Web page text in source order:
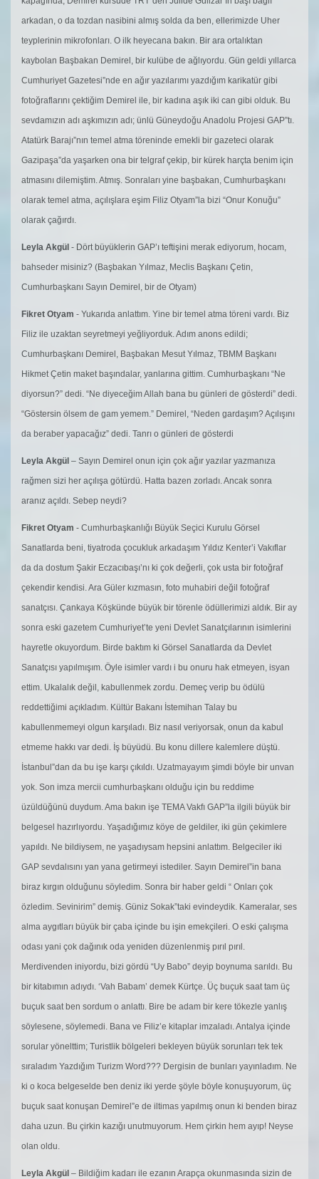
arkadan, o da tozdan nasibini almış solda da ben, ellerimizde Uher
teyplerinin mikrofonları. O ilk heyecana bakın. Bir ara ortalıktan
kaybolan Başbakan Demirel, bir kulübe de ağlıyordu. Gün geldi yıllarca
Cumhuriyet Gazetesi”nde en ağır yazılarımı yazdığım karikatür gibi
fotoğraflarını çektiğim Demirel ile, bir kadına aşık iki can gibi olduk. Bu
sevdamızın adı aşkımızın adı; ünlü Güneydoğu Anadolu Projesi GAP”tı.
Atatürk Barajı”nın temel atma töreninde emekli bir gazeteci olarak
Gazipaşa”da yaşarken ona bir telgraf çekip, bir kürek harçta benim için
atmasını dilemiştim. Atmış. Sonraları yine başbakan, Cumhurbaşkanı
olarak temel atma, açılışlara eşim Filiz Otyam”la bizi “Onur Konuğu”
olarak çağırdı.
Leyla Akgül - Dört büyüklerin GAP’ı teftişini merak ediyorum, hocam,
bahseder misiniz? (Başbakan Yılmaz, Meclis Başkanı Çetin,
Cumhurbaşkanı Sayın Demirel, bir de Otyam)
Fikret Otyam - Yukarıda anlattım. Yine bir temel atma töreni vardı. Biz
Filiz ile uzaktan seyretmeyi yeğliyorduk. Adım anons edildi;
Cumhurbaşkanı Demirel, Başbakan Mesut Yılmaz, TBMM Başkanı
Hikmet Çetin maket başındalar, yanlarına gittim. Cumhurbaşkanı “Ne
diyorsun?” dedi. “Ne diyeceğim Allah bana bu günleri de gösterdi” dedi.
“Göstersin ölsem de gam yemem.” Demirel, “Neden gardaşım? Açılışını
da beraber yapacağız” dedi. Tanrı o günleri de gösterdi
Leyla Akgül – Sayın Demirel onun için çok ağır yazılar yazmanıza
rağmen sizi her açılışa götürdü. Hatta bazen zorladı. Ancak sonra
aranız açıldı. Sebep neydi?
Fikret Otyam - Cumhurbaşkanlığı Büyük Seçici Kurulu Görsel
Sanatlarda beni, tiyatroda çocukluk arkadaşım Yıldız Kenter’i Vakıflar
da da dostum Şakir Eczacıbaşı’nı ki çok değerli, çok usta bir fotoğraf
çekendir kendisi. Ara Güler kızmasın, foto muhabiri değil fotoğraf
sanatçısı. Çankaya Köşkünde büyük bir törenle ödüllerimizi aldık. Bir ay
sonra eski gazetem Cumhuriyet’te yeni Devlet Sanatçılarının isimlerini
hayretle okuyordum. Birde baktım ki Görsel Sanatlarda da Devlet
Sanatçısı yapılmışım. Öyle isimler vardı i bu onuru hak etmeyen, isyan
ettim. Ukalalık değil, kabullenmek zordu. Demeç verip bu ödülü
reddettiğimi açıkladım. Kültür Bakanı İstemihan Talay bu
kabullenmemeyi olgun karşıladı. Biz nasıl veriyorsak, onun da kabul
etmeme hakkı var dedi. İş büyüdü. Bu konu dillere kalemlere düştü.
İstanbul”dan da bu işe karşı çıkıldı. Uzatmayayım şimdi böyle bir unvan
yok. Son imza mercii cumhurbaşkanı olduğu için bu reddime
üzüldüğünü duydum. Ama bakın işe TEMA Vakfı GAP”la ilgili büyük bir
belgesel hazırlıyordu. Yaşadığımız köye de geldiler, iki gün çekimlere
yapıldı. Ne bildiysem, ne yaşadıysam hepsini anlattım. Belgeciler iki
GAP sevdalısını yan yana getirmeyi istediler. Sayın Demirel”in bana
biraz kırgın olduğunu söyledim. Sonra bir haber geldi “ Onları çok
özledim. Sevinirim” demiş. Güniz Sokak”taki evindeydik. Kameralar, ses
alma aygıtları büyük bir çaba içinde bu işin emekçileri. O eski çalışma
odası yani çok dağınık oda yeniden düzenlenmiş pırıl pırıl.
Merdivenden iniyordu, bizi gördü “Uy Babo” deyip boynuma sarıldı. Bu
bir kitabımın adıydı. ‘Vah Babam’ demek Kürtçe. Üç buçuk saat tam üç
buçuk saat ben sordum o anlattı. Bire be adam bir kere tökezle yanlış
söylesene, söylemedi. Bana ve Filiz’e kitaplar imzaladı. Antalya içinde
sorular yönelttim; Turistlik bölgeleri bekleyen büyük sorunları tek tek
sıraladım Yazdığım Turizm Word??? Dergisin de bunları yayınladım. Ne
ki o koca belgeselde ben deniz iki yerde şöyle böyle konuşuyorum, üç
buçuk saat konuşan Demirel”e de iltimas yapılmış onun ki benden biraz
daha uzun. Bu çirkin kazığı unutmuyorum. Hem çirkin hem ayıp! Neyse
olan oldu.
Leyla Akgül – Bildiğim kadarı ile ezanın Arapça okunmasında sizin de